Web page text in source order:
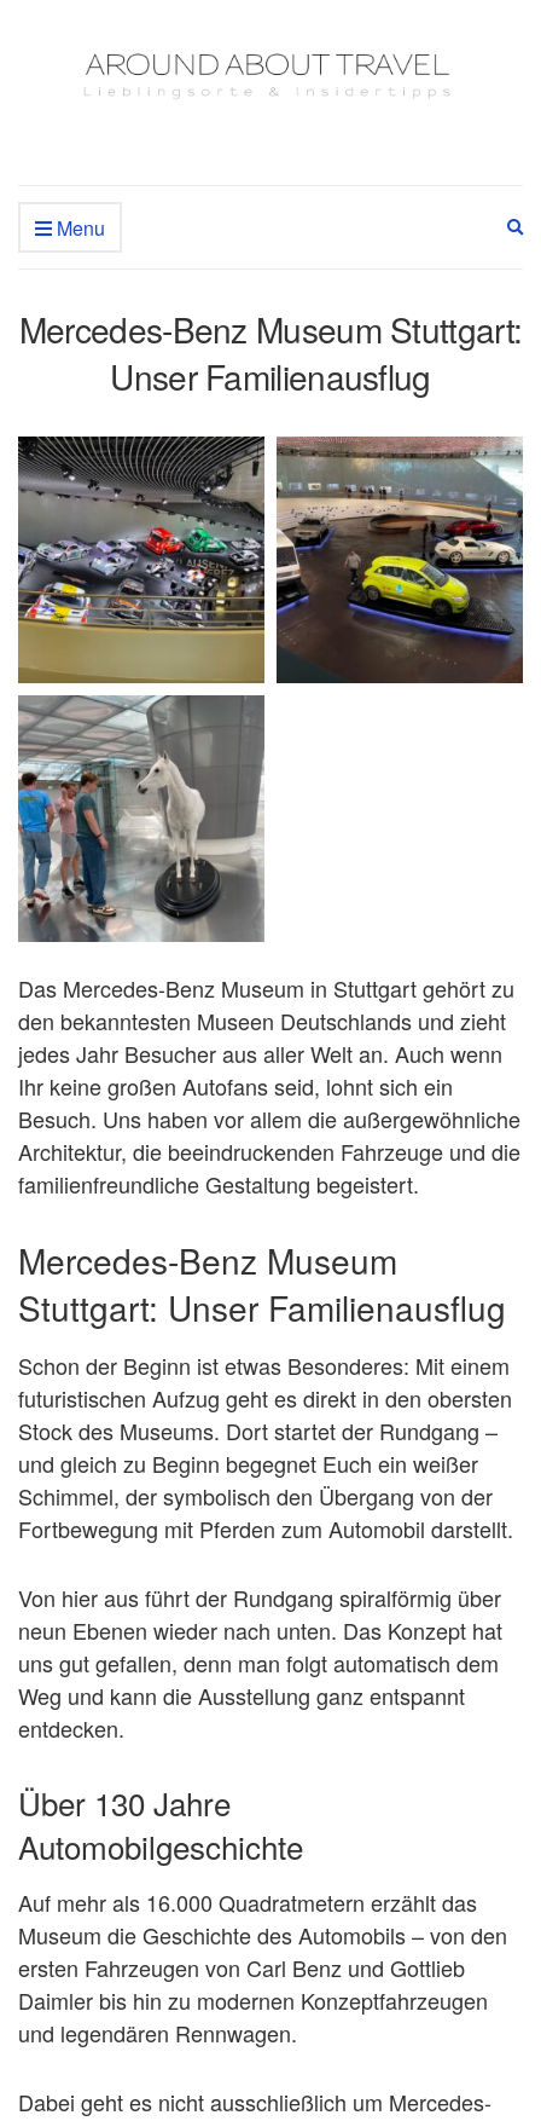
Menu
Mercedes-Benz Museum Stuttgart:
Unser Familienausflug
Das Mercedes-Benz Museum in Stuttgart gehört zu
den bekanntesten Museen Deutschlands und zieht
jedes Jahr Besucher aus aller Welt an. Auch wenn
Ihr keine großen Autofans seid, lohnt sich ein
Besuch. Uns haben vor allem die außergewöhnliche
Architektur, die beeindruckenden Fahrzeuge und die
familienfreundliche Gestaltung begeistert.
Mercedes-Benz Museum
Stuttgart: Unser Familienausflug
Schon der Beginn ist etwas Besonderes: Mit einem
futuristischen Aufzug geht es direkt in den obersten
Stock des Museums. Dort startet der Rundgang –
und gleich zu Beginn begegnet Euch ein weißer
Schimmel, der symbolisch den Übergang von der
Fortbewegung mit Pferden zum Automobil darstellt.
Von hier aus führt der Rundgang spiralförmig über
neun Ebenen wieder nach unten. Das Konzept hat
uns gut gefallen, denn man folgt automatisch dem
Weg und kann die Ausstellung ganz entspannt
entdecken.
Über 130 Jahre
Automobilgeschichte
Auf mehr als 16.000 Quadratmetern erzählt das
Museum die Geschichte des Automobils – von den
ersten Fahrzeugen von Carl Benz und Gottlieb
Daimler bis hin zu modernen Konzeptfahrzeugen
und legendären Rennwagen.
Dabei geht es nicht ausschließlich um Mercedes-